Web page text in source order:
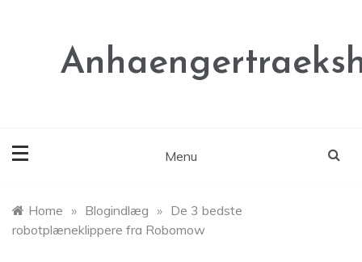
Menu
Home » Blogindlæg » De 3 bedste
robotplæneklippere fra Robomow